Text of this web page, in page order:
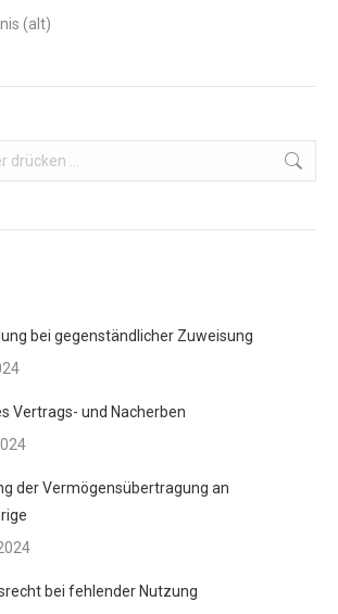
(alt)
bei gegenständlicher Zuweisung
Vertrags- und Nacherben
der Vermögensübertragung an
bei fehlender Nutzung